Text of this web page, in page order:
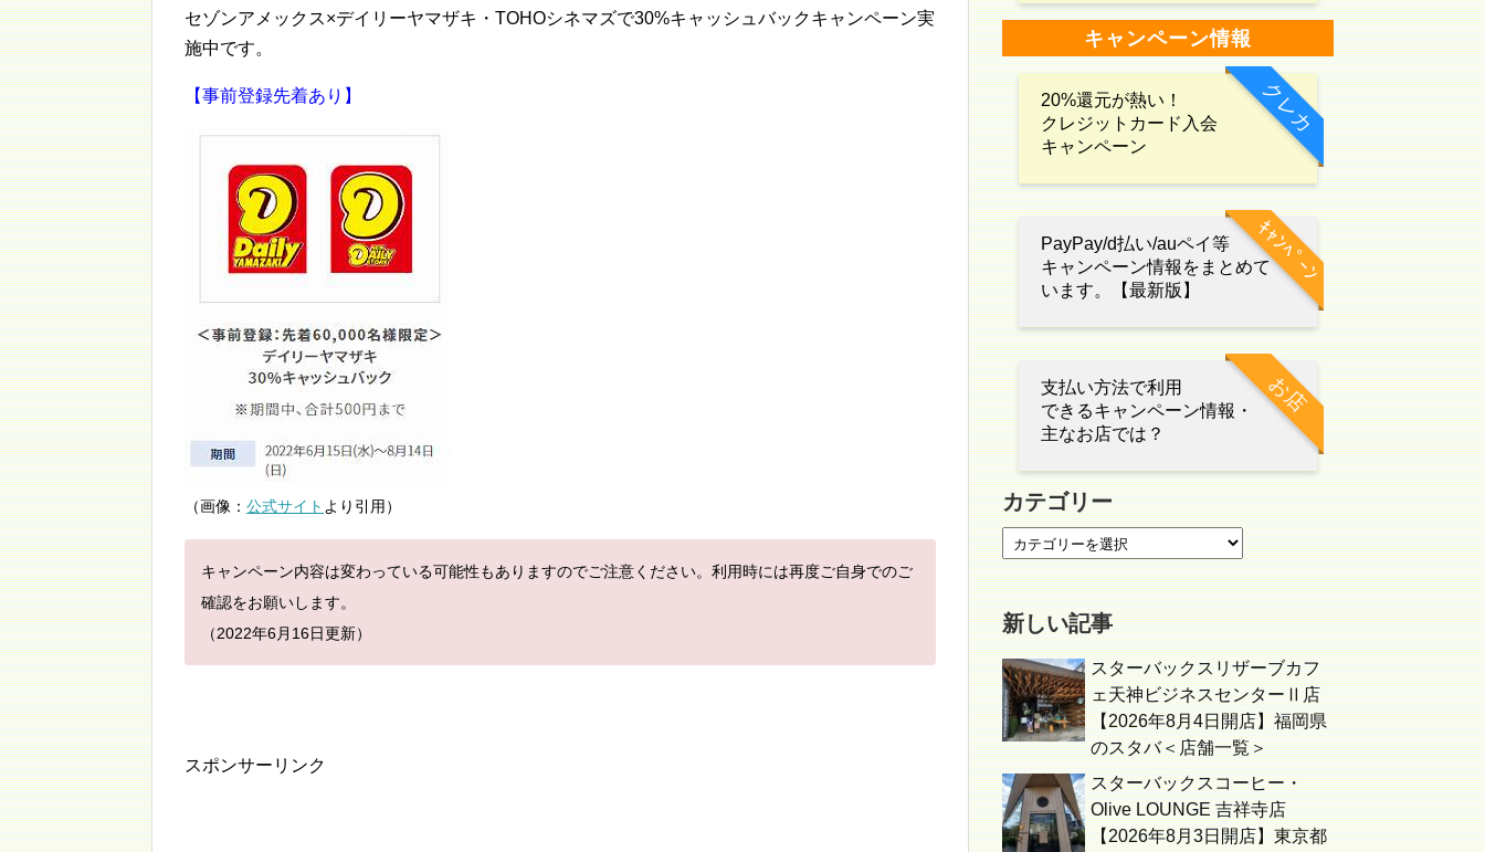
セゾンアメックス×デイリーヤマザキ・TOHOシネマズで30%キャッシュバックキャンペーン実
施中です。
【事前登録先着あり】
（画像： 公式サイト より引用）
キャンペーン内容は変わっている可能性もありますのでご注意ください。利用時には再度ご自身でのご
確認をお願いします。
（2022年6月16日更新）
スポンサーリンク
キャンペーン情報
クレカ
20%還元が熱い！
クレジットカード入会
キャンペーン
ｷｬﾝﾍﾟｰﾝ
PayPay/d払い/auペイ等
キャンペーン情報をまとめて
います。【最新版】
お店
支払い方法で利用
できるキャンペーン情報・
主なお店では？
カテゴリー
新しい記事
スターバックスリザーブカフ
ェ天神ビジネスセンターⅡ店
【2026年8月4日開店】福岡県
のスタバ＜店舗一覧＞
スターバックスコーヒー・
Olive LOUNGE 吉祥寺店
【2026年8月3日開店】東京都